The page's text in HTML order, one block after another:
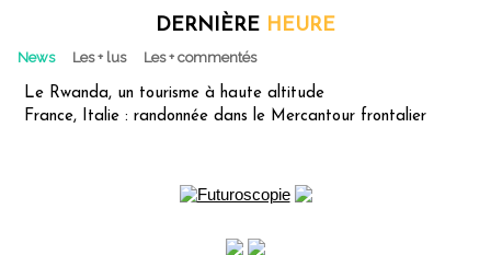
DERNIÈRE HEURE
News Les + lus Les + commentés
Le Rwanda, un tourisme à haute altitude
France, Italie : randonnée dans le Mercantour frontalier